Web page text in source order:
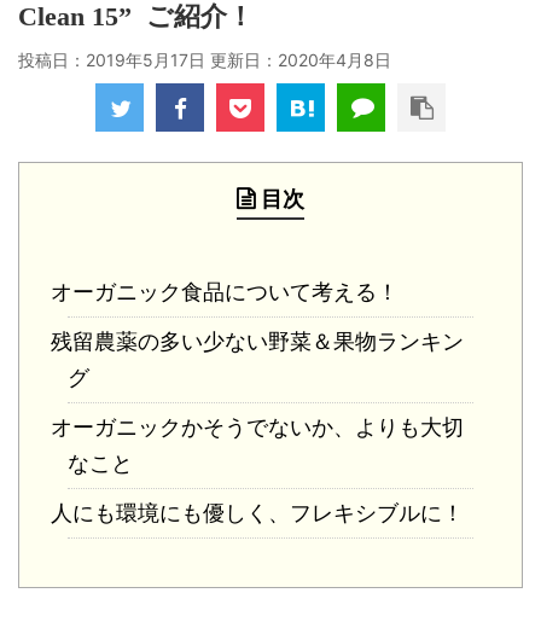
Clean 15” ご紹介！
投稿日：2019年5月17日 更新日： 2020年4月8日
目次
オーガニック食品について考える！
残留農薬の多い少ない野菜＆果物ランキン
グ
オーガニックかそうでないか、よりも大切
なこと
人にも環境にも優しく、フレキシブルに！